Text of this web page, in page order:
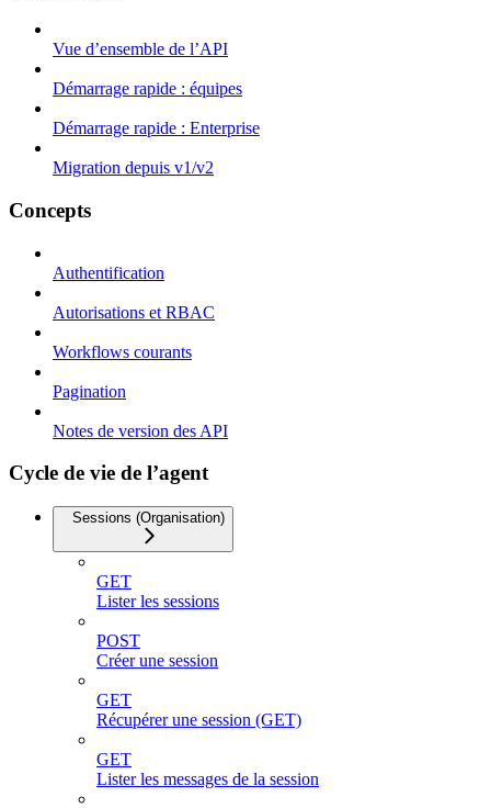
Vue d’ensemble de l’API
Démarrage rapide : équipes
Démarrage rapide : Enterprise
Migration depuis v1/v2
Concepts
Authentification
Autorisations et RBAC
Workflows courants
Pagination
Notes de version des API
Cycle de vie de l’agent
Sessions (Organisation)
GET
Lister les sessions
POST
Créer une session
GET
Récupérer une session (GET)
GET
Lister les messages de la session